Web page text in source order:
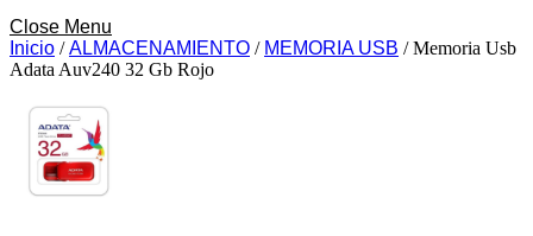
Close Menu
Menu
Inicio /ALMACENAMIENTO / MEMORIA USB / Memoria Usb
Adata Auv240 32 Gb Rojo